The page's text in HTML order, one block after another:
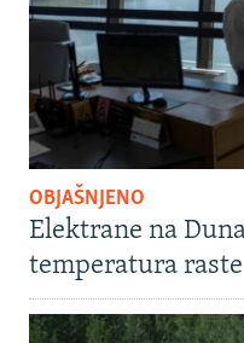
OBJAŠNJENO
Elektrane na
temperatura raste